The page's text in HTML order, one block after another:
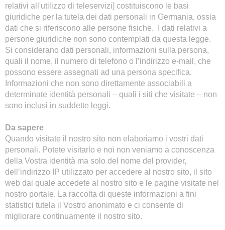
relativi all'utilizzo di teleservizi] costituiscono le basi
giuridiche per la tutela dei dati personali in Germania, ossia
dati che si riferiscono alle persone fisiche. I dati relativi a
persone giuridiche non sono contemplati da questa legge.
Si considerano dati personali, informazioni sulla persona,
quali il nome, il numero di telefono o l’indirizzo e-mail, che
possono essere assegnati ad una persona specifica.
Informazioni che non sono direttamente associabili a
determinate identità personali – quali i siti che visitate – non
sono inclusi in suddette leggi.
Da sapere
Quando visitate il nostro sito non elaboriamo i vostri dati
personali. Potete visitarlo e noi non veniamo a conoscenza
della Vostra identità ma solo del nome del provider,
dell’indirizzo IP utilizzato per accedere al nostro sito, il sito
web dal quale accedete al nostro sito e le pagine visitate nel
nostro portale. La raccolta di queste informazioni a fini
statistici tutela il Vostro anonimato e ci consente di
migliorare continuamente il nostro sito.